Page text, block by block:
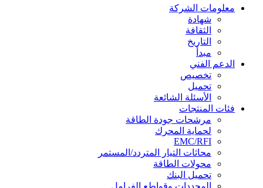
معلومات الشركة
شهادة
الثقافة
التاريخ
مبدأ
الدعم الفني
تخصيص
تحميل
الأسئلة الشائعة
فئات المنتجات
مرشحات جودة الطاقة
لحماية المحرك
EMC/RFI
محاثات التيار المتردد/المستمر
محولات الطاقة
تحميل البنك